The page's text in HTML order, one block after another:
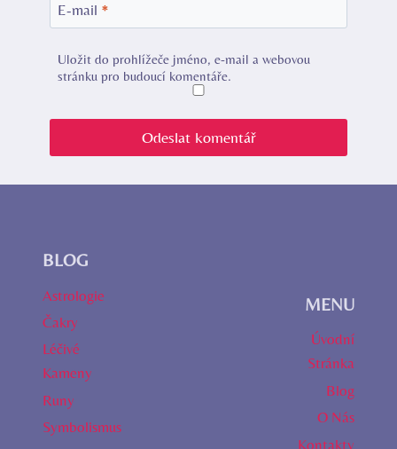
E-mail *
Uložit do prohlížeče jméno, e-mail a webovou
stránku pro budoucí komentáře.
BLOG
Astrologie
Čakry
Léčivé
Kameny
Runy
Symbolismus
MENU
Úvodní
Stránka
Blog
O Nás
Kontakty